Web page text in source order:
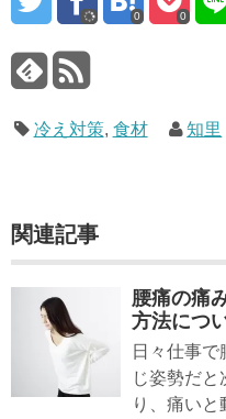
0 0
冷え対策, 食材 知里
関連記事
腰痛の痛
方法につ
日々仕事で
じ姿勢だ
り、痛い